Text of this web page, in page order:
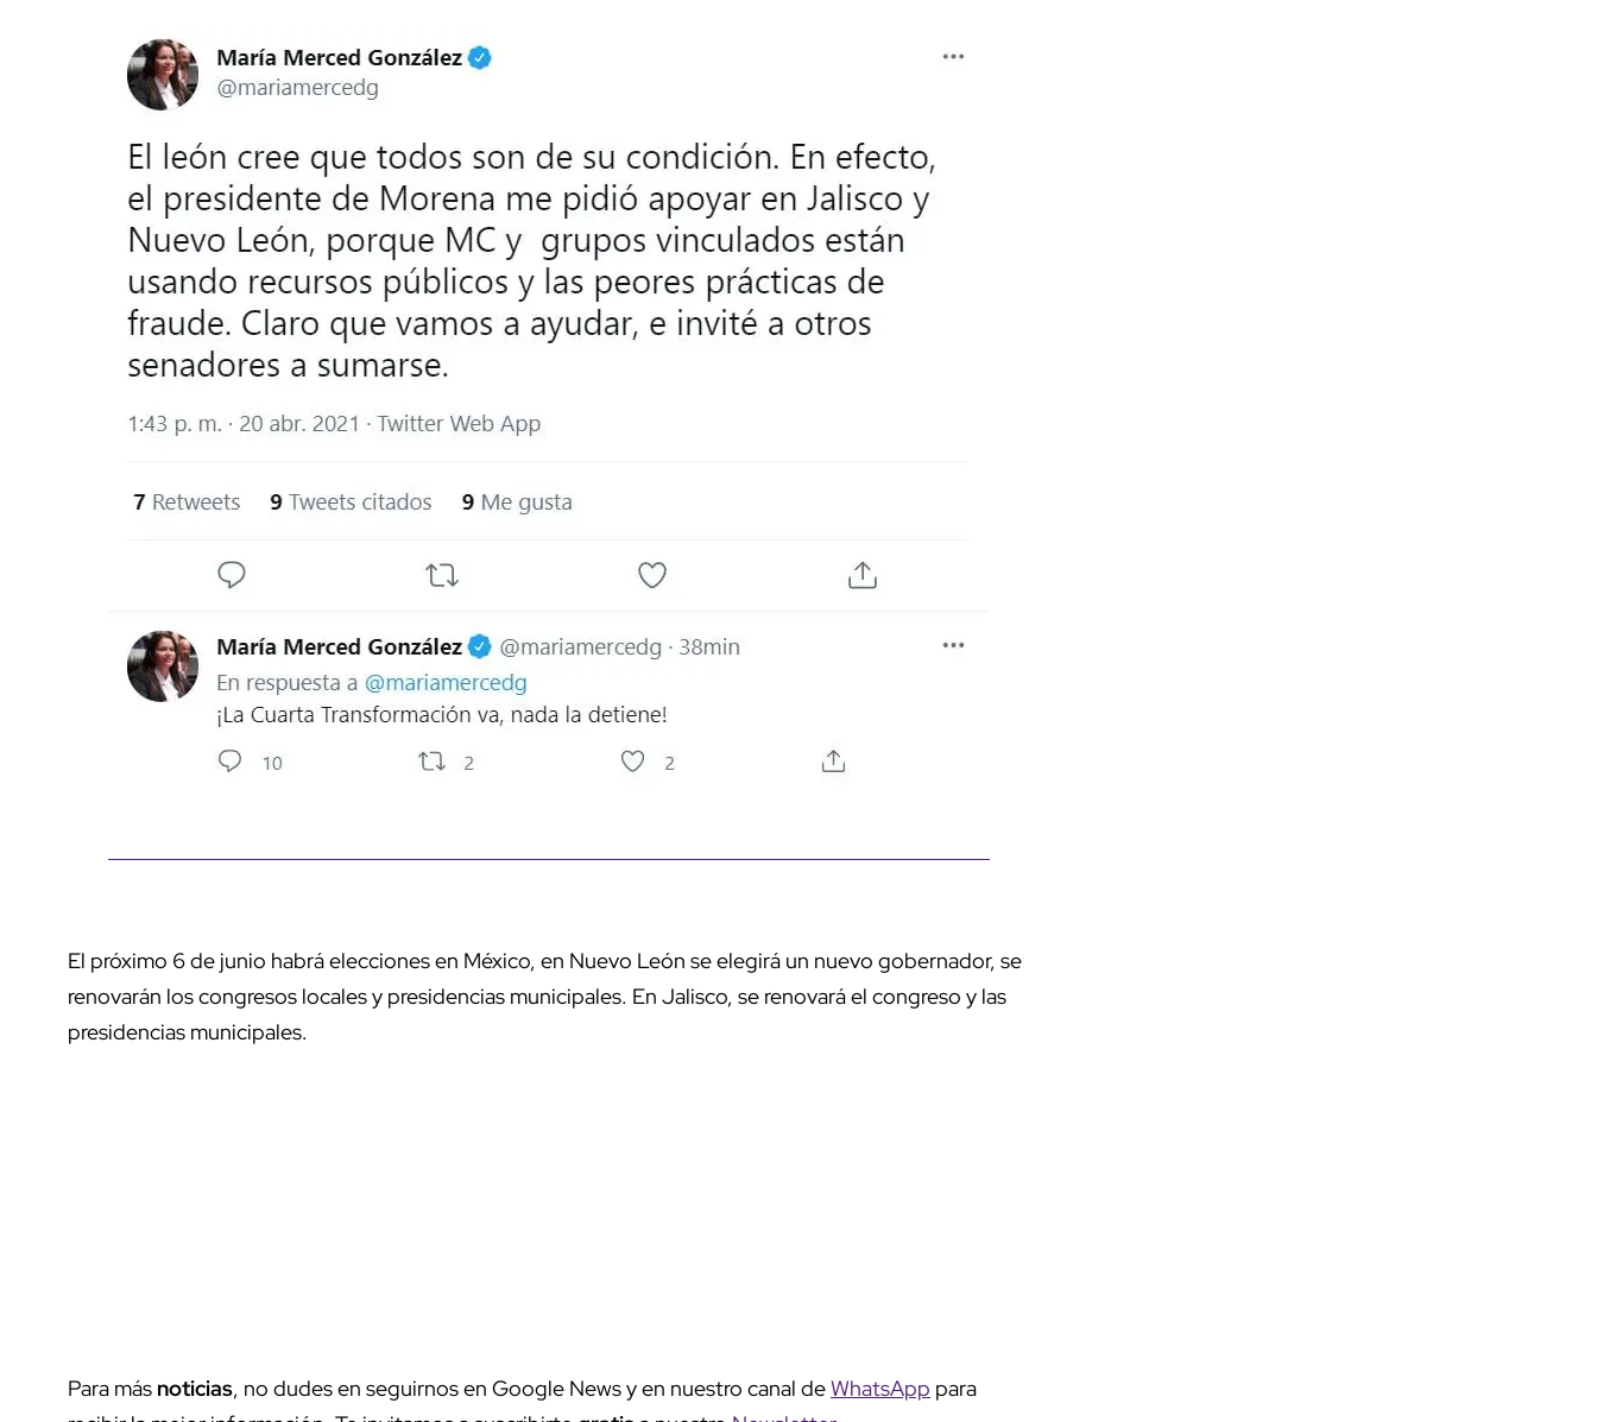
El próximo 6 de junio habrá elecciones en México, en Nuevo León se elegirá un nuevo gobernador, se
renovarán los congresos locales y presidencias municipales. En Jalisco, se renovará el congreso y las
presidencias municipales.
Para más noticias, no dudes en seguirnos en Google News y en nuestro canal deWhatsApp para